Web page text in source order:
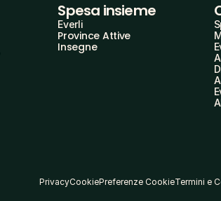
Spesa insieme
Everli
Province Attive
Insegne
PrivacyCookiePreferenze CookieTermini e